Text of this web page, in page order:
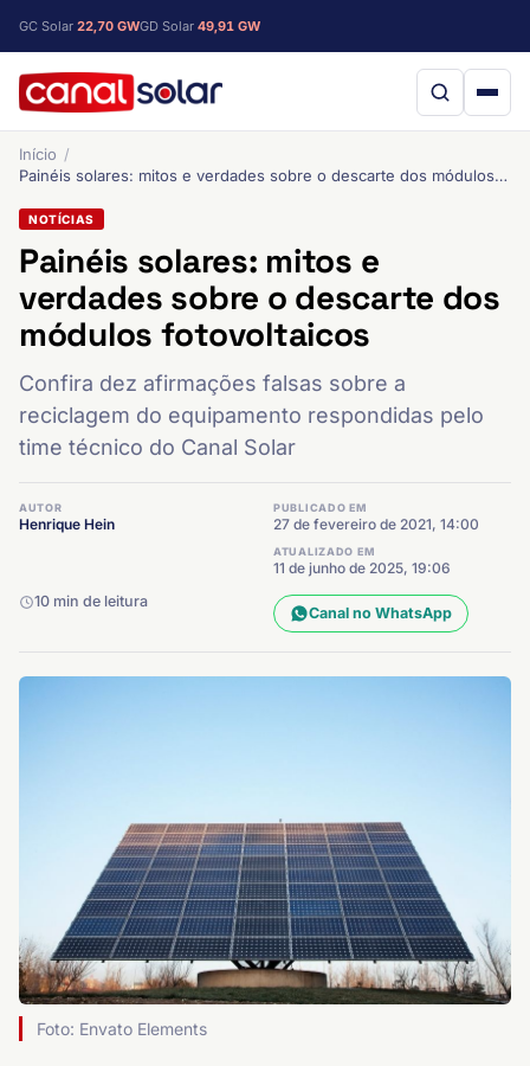
GC Solar 22,70 GWGD Solar 49,91 GW
Início
Painéis solares: mitos e verdades sobre o descarte dos módulos fotovoltaicos
NOTÍCIAS
Painéis solares: mitos e
verdades sobre o descarte dos
módulos fotovoltaicos
Confira dez afirmações falsas sobre a
reciclagem do equipamento respondidas pelo
time técnico do Canal Solar
AUTOR
Henrique Hein
PUBLICADO EM
27 de fevereiro de 2021, 14:00
ATUALIZADO EM
11 de junho de 2025, 19:06
10 min de leitura
Canal no WhatsApp
Foto: Envato Elements